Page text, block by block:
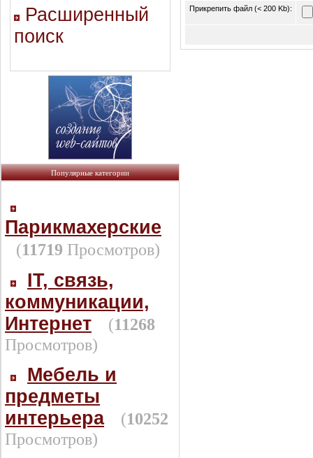
Расширенный
поиск
Популярные категории
Парикмахерские
(11719 Просмотров)
IT, связь,
коммуникации,
Интернет
(11268
Просмотров)
Мебель и
предметы
интерьера
(10252
Просмотров)
Прикрепить файл (< 200 Kb):